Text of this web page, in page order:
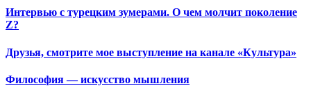
Интервью с турецким зумерами. О чем молчит поколение
Z?
Друзья, смотрите мое выступление на канале «Культура»
Философия — искусство мышления